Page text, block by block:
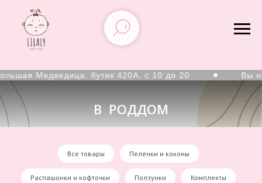
Медведица, бутик 420А, с 10 до 20 Вы
В РОДДОМ
Все товары Пелёнки и коконы
Распашонки и кофточки Ползунки Комплекты